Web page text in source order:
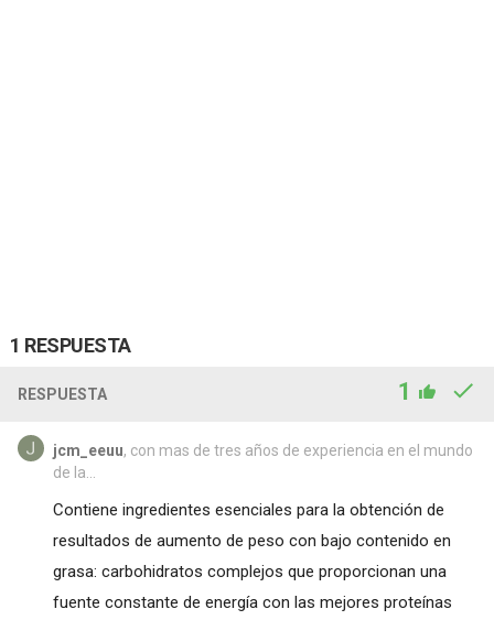
1 RESPUESTA
RESPUESTA 1
jcm_eeuu, con mas de tres años de experiencia en el mundo
de la...
Contiene ingredientes esenciales para la obtención de
resultados de aumento de peso con bajo contenido en
grasa: carbohidratos complejos que proporcionan una
fuente constante de energía con las mejores proteínas